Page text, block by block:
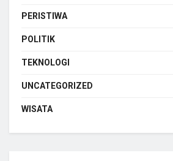
PERISTIWA
POLITIK
TEKNOLOGI
UNCATEGORIZED
WISATA